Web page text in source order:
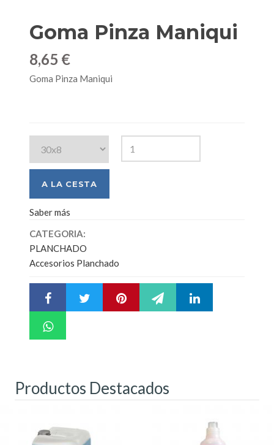
Goma Pinza Maniqui
8,65 €
Goma Pinza Maniqui
Saber más
CATEGORIA:
PLANCHADO
Accesorios Planchado
Productos Destacados